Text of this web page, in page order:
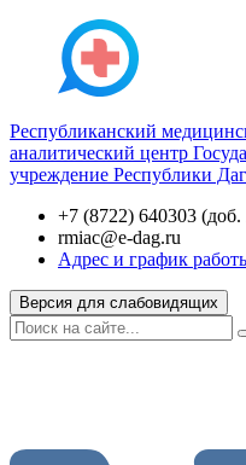
Республиканский
аналитический центр
учреждение Республики
+7 (8722) 640303 (доб.
rmiac@e-dag.ru
Адрес и график
Версия для слабовидящих